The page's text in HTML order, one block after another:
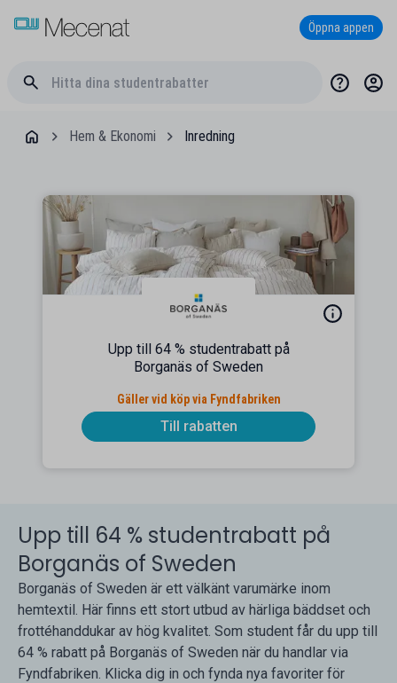
Öppna appen
Hem & Ekonomi Inredning
Upp till 64 % studentrabatt på
Borganäs of Sweden
Gäller vid köp via Fyndfabriken
Till rabatten
Upp till 64 % studentrabatt på
Borganäs of Sweden
Borganäs of Sweden är ett välkänt varumärke inom
hemtextil. Här finns ett stort utbud av härliga bäddset och
frottéhanddukar av hög kvalitet. Som student får du upp till
64 % rabatt på Borganäs of Sweden när du handlar via
Fyndfabriken. Klicka dig in och fynda nya favoriter för